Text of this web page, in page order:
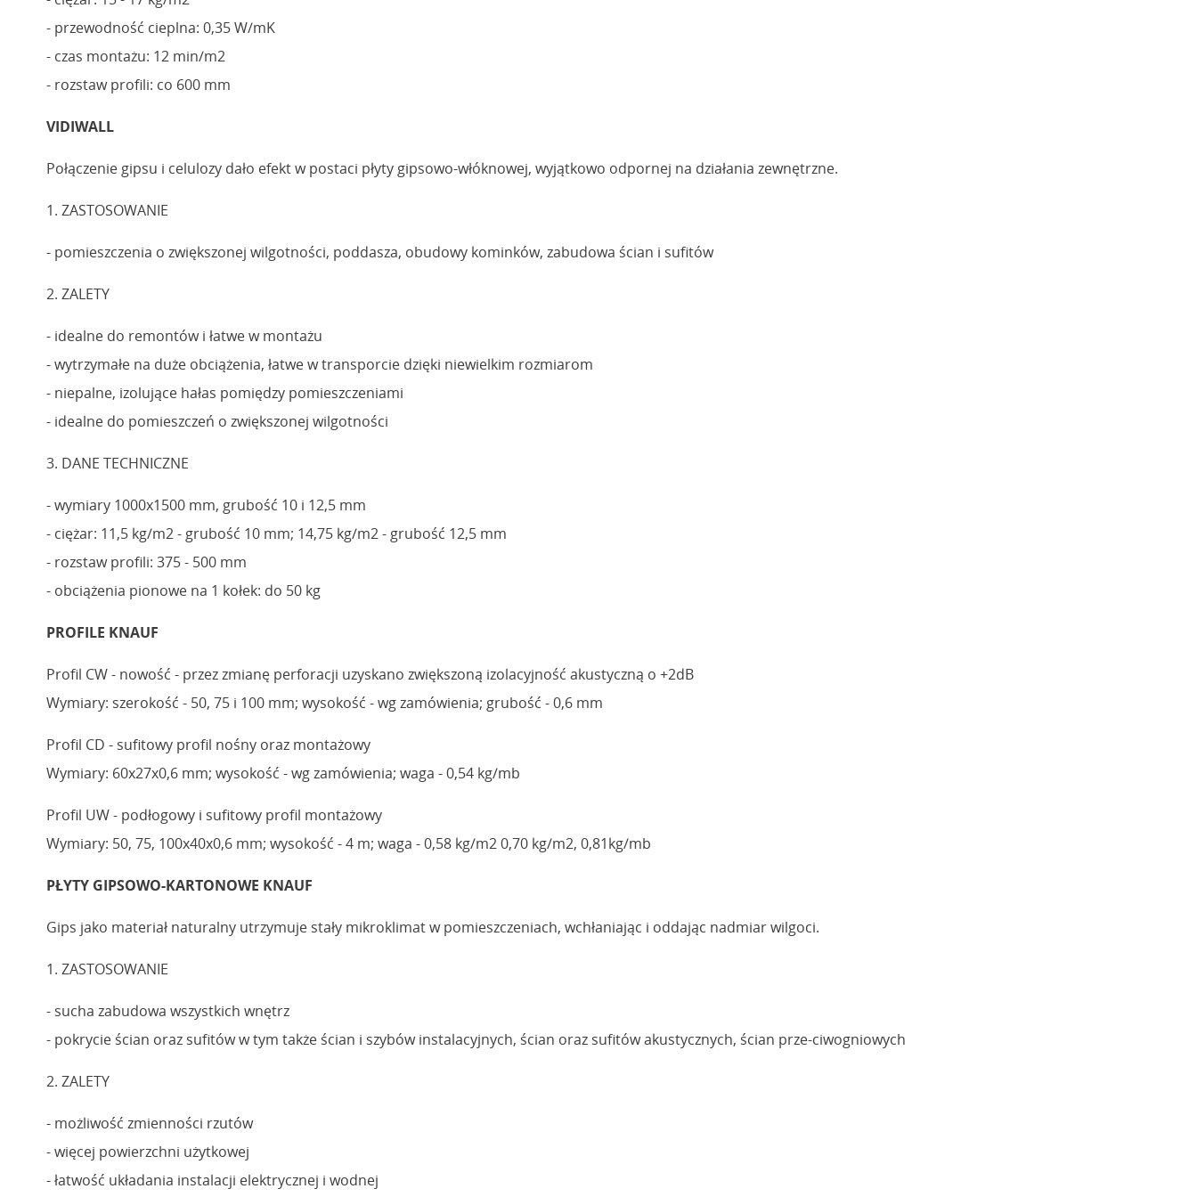
- przewodność cieplna: 0,35 W/mK
- czas montażu: 12 min/m2
- rozstaw profili: co 600 mm
VIDIWALL
Połączenie gipsu i celulozy dało efekt w postaci płyty gipsowo-włóknowej, wyjątkowo odpornej na działania zewnętrzne.
1. ZASTOSOWANIE
- pomieszczenia o zwiększonej wilgotności, poddasza, obudowy kominków, zabudowa ścian i sufitów
2. ZALETY
- idealne do remontów i łatwe w montażu
- wytrzymałe na duże obciążenia, łatwe w transporcie dzięki niewielkim rozmiarom
- niepalne, izolujące hałas pomiędzy pomieszczeniami
- idealne do pomieszczeń o zwiększonej wilgotności
3. DANE TECHNICZNE
- wymiary 1000x1500 mm, grubość 10 i 12,5 mm
- ciężar: 11,5 kg/m2 - grubość 10 mm; 14,75 kg/m2 - grubość 12,5 mm
- rozstaw profili: 375 - 500 mm
- obciążenia pionowe na 1 kołek: do 50 kg
PROFILE KNAUF
Profil CW - nowość - przez zmianę perforacji uzyskano zwiększoną izolacyjność akustyczną o +2dB
Wymiary: szerokość - 50, 75 i 100 mm; wysokość - wg zamówienia; grubość - 0,6 mm
Profil CD - sufitowy profil nośny oraz montażowy
Wymiary: 60x27x0,6 mm; wysokość - wg zamówienia; waga - 0,54 kg/mb
Profil UW - podłogowy i sufitowy profil montażowy
Wymiary: 50, 75, 100x40x0,6 mm; wysokość - 4 m; waga - 0,58 kg/m2 0,70 kg/m2, 0,81kg/mb
PŁYTY GIPSOWO-KARTONOWE KNAUF
Gips jako materiał naturalny utrzymuje stały mikroklimat w pomieszczeniach, wchłaniając i oddając nadmiar wilgoci.
1. ZASTOSOWANIE
- sucha zabudowa wszystkich wnętrz
- pokrycie ścian oraz sufitów w tym także ścian i szybów instalacyjnych, ścian oraz sufitów akustycznych, ścian prze-ciwogniowych
2. ZALETY
- możliwość zmienności rzutów
- więcej powierzchni użytkowej
- łatwość układania instalacji elektrycznej i wodnej